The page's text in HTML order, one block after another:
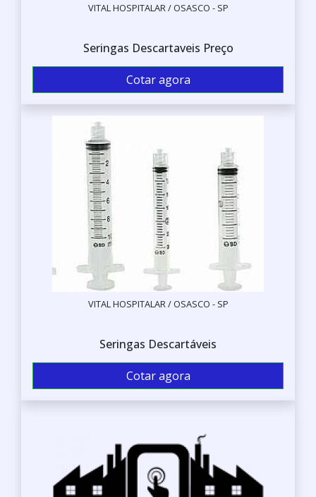
VITAL HOSPITALAR / OSASCO - SP
Seringas Descartaveis Preço
Cotar agora
VITAL HOSPITALAR / OSASCO - SP
Seringas Descartáveis
Cotar agora